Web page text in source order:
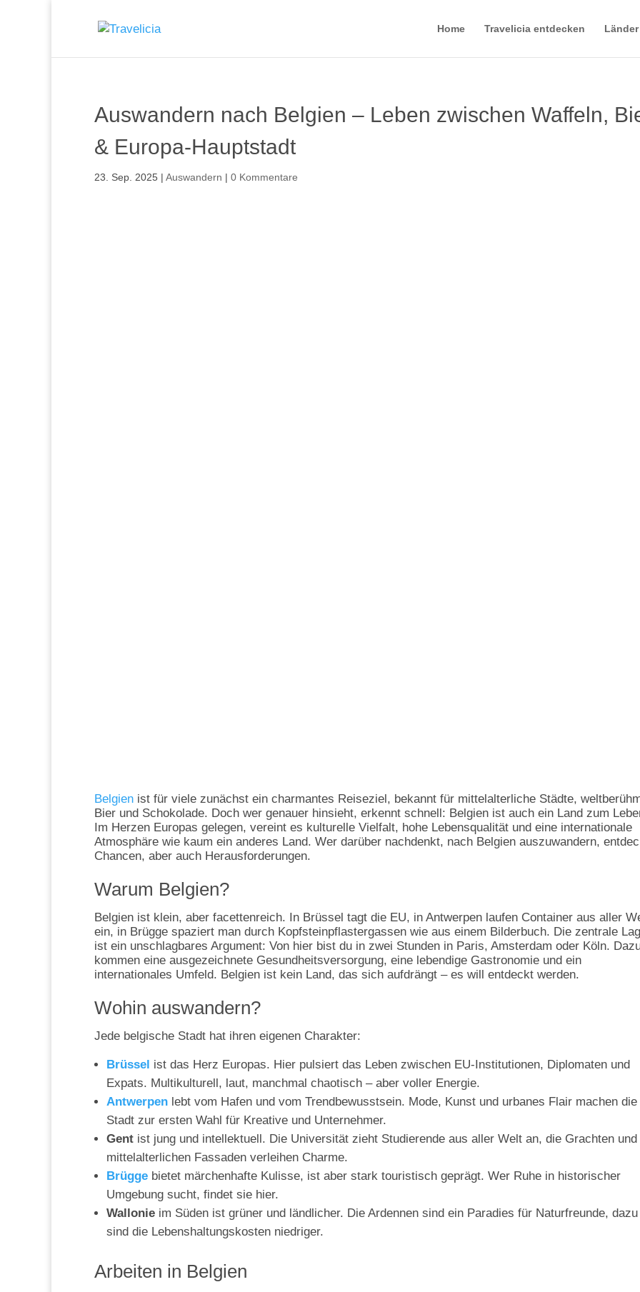
Home Travelicia entdecken Länder
Auswandern nach Belgien – Leben zwischen Waffeln,
& Europa-Hauptstadt
23. Sep. 2025 | Auswandern | 0 Kommentare
Belgien ist für viele zunächst ein charmantes Reiseziel, bekannt für mittelalterliche Städte,
Bier und Schokolade. Doch wer genauer hinsieht, erkennt schnell: Belgien ist auch ein Land zum
Im Herzen Europas gelegen, vereint es kulturelle Vielfalt, hohe Lebensqualität und eine internationale
Atmosphäre wie kaum ein anderes Land. Wer darüber nachdenkt, nach Belgien auszuwandern,
Chancen, aber auch Herausforderungen.
Warum Belgien?
Belgien ist klein, aber facettenreich. In Brüssel tagt die EU, in Antwerpen laufen Container aus aller
ein, in Brügge spaziert man durch Kopfsteinpflastergassen wie aus einem Bilderbuch. Die zentrale
ist ein unschlagbares Argument: Von hier bist du in zwei Stunden in Paris, Amsterdam oder Köln.
kommen eine ausgezeichnete Gesundheitsversorgung, eine lebendige Gastronomie und ein
internationales Umfeld. Belgien ist kein Land, das sich aufdrängt – es will entdeckt werden.
Wohin auswandern?
Jede belgische Stadt hat ihren eigenen Charakter:
Brüssel ist das Herz Europas. Hier pulsiert das Leben zwischen EU-Institutionen, Diplomaten und
Expats. Multikulturell, laut, manchmal chaotisch – aber voller Energie.
Antwerpen lebt vom Hafen und vom Trendbewusstsein. Mode, Kunst und urbanes Flair machen die
Stadt zur ersten Wahl für Kreative und Unternehmer.
Gent ist jung und intellektuell. Die Universität zieht Studierende aus aller Welt an, die Grachten und
mittelalterlichen Fassaden verleihen Charme.
Brügge bietet märchenhafte Kulisse, ist aber stark touristisch geprägt. Wer Ruhe in historischer
Umgebung sucht, findet sie hier.
Wallonie im Süden ist grüner und ländlicher. Die Ardennen sind ein Paradies für Naturfreunde, dazu
sind die Lebenshaltungskosten niedriger.
Arbeiten in Belgien